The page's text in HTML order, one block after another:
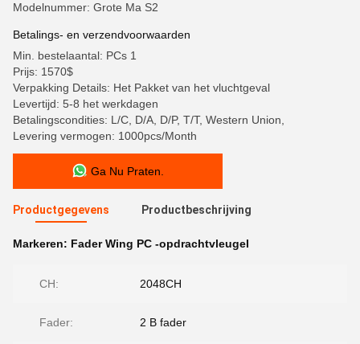
Modelnummer: Grote Ma S2
Betalings- en verzendvoorwaarden
Min. bestelaantal: PCs 1
Prijs: 1570$
Verpakking Details: Het Pakket van het vluchtgeval
Levertijd: 5-8 het werkdagen
Betalingscondities: L/C, D/A, D/P, T/T, Western Union,
Levering vermogen: 1000pcs/Month
Ga Nu Praten.
Productgegevens Productbeschrijving
Markeren: Fader Wing PC -opdrachtvleugel
CH: 2048CH
Fader: 2 B fader